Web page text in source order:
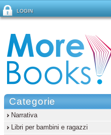
Categorie
Narrativa
Libri per bambini e ragazzi
LOGIN
Ha dimenticato la password?